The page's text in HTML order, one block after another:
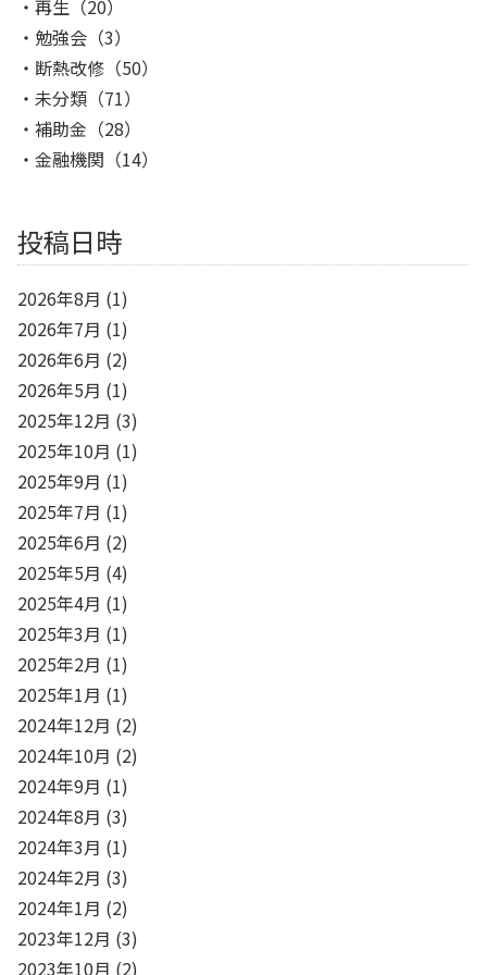
再生 （20）
勉強会 （3）
断熱改修 （50）
未分類 （71）
補助金 （28）
金融機関 （14）
投稿日時
2026年8月 (1)
2026年7月 (1)
2026年6月 (2)
2026年5月 (1)
2025年12月 (3)
2025年10月 (1)
2025年9月 (1)
2025年7月 (1)
2025年6月 (2)
2025年5月 (4)
2025年4月 (1)
2025年3月 (1)
2025年2月 (1)
2025年1月 (1)
2024年12月 (2)
2024年10月 (2)
2024年9月 (1)
2024年8月 (3)
2024年3月 (1)
2024年2月 (3)
2024年1月 (2)
2023年12月 (3)
2023年10月 (2)